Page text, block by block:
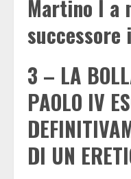
Martino I a
successore
3 – LA
PAOLO IV
DI UN